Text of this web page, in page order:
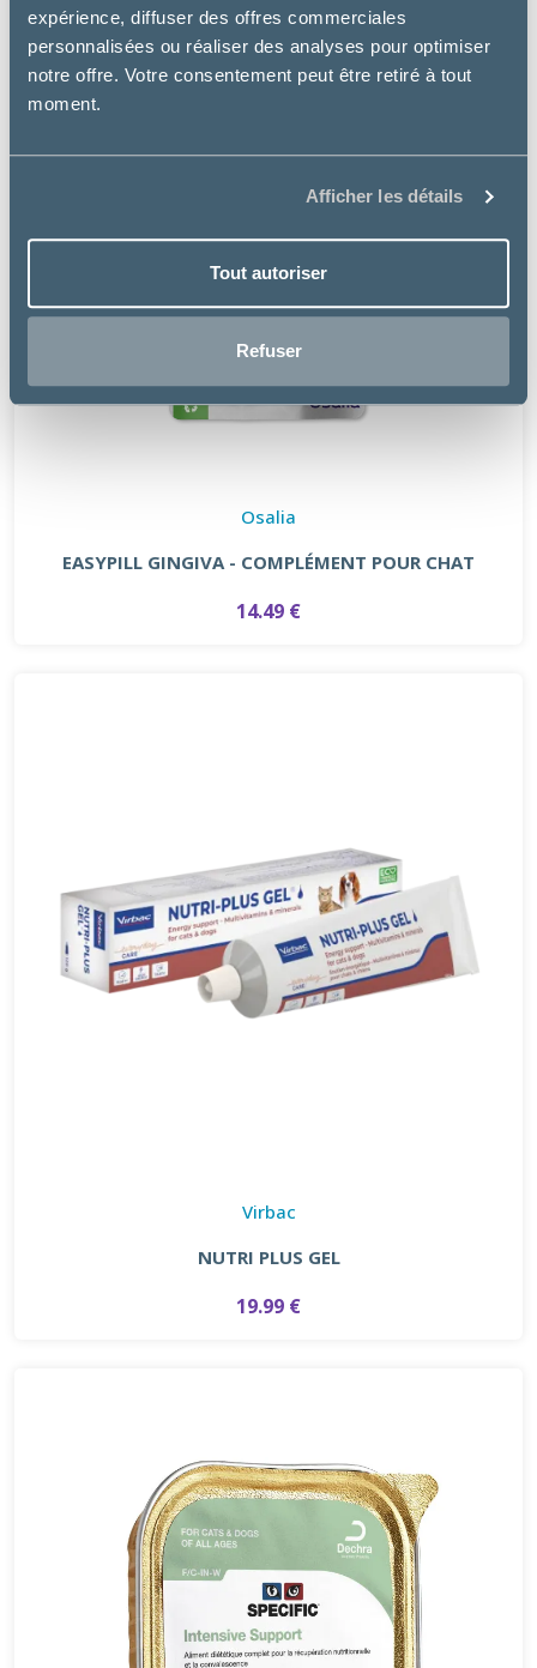
expérience, diffuser des offres commerciales
personnalisées ou réaliser des analyses pour optimiser
notre offre. Votre consentement peut être retiré à tout
moment.
Afficher les détails
Tout autoriser
Refuser
Osalia
EASYPILL GINGIVA - COMPLÉMENT POUR CHAT
14.49 €
Virbac
NUTRI PLUS GEL
19.99 €